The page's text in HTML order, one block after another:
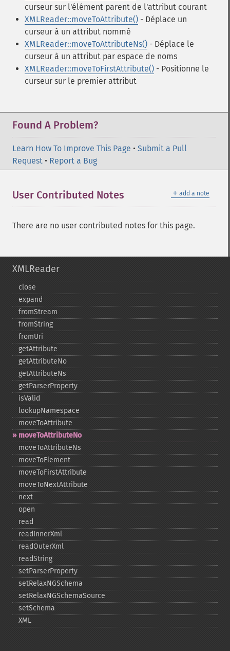
curseur sur l'élément parent de l'attribut courant
XMLReader::moveToAttribute() - Déplace un
curseur à un attribut nommé
XMLReader::moveToAttributeNs() - Déplace le
curseur à un attribut par espace de noms
XMLReader::moveToFirstAttribute() - Positionne le
curseur sur le premier attribut
Found A Problem?
Learn How To Improve This Page • Submit a Pull
Request • Report a Bug
＋ add a note
User Contributed Notes
There are no user contributed notes for this page.
XMLReader
close
expand
fromStream
fromString
fromUri
getAttribute
getAttributeNo
getAttributeNs
getParserProperty
isValid
lookupNamespace
moveToAttribute
moveToAttributeNo
moveToAttributeNs
moveToElement
moveToFirstAttribute
moveToNextAttribute
next
open
read
readInnerXml
readOuterXml
readString
setParserProperty
setRelaxNGSchema
setRelaxNGSchemaSource
setSchema
XML